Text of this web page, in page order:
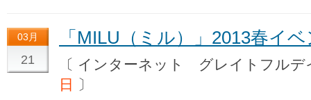
03月
21
「MILU（ミル）」2013春イ
〔 インターネット グレイトフル
日
〕